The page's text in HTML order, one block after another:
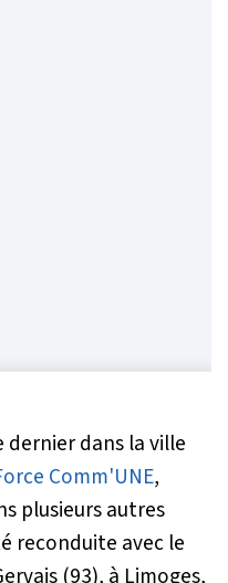
dernier dans la ville
Comm'UNE,
plusieurs autres
reconduite avec le
(93), à Limoges,